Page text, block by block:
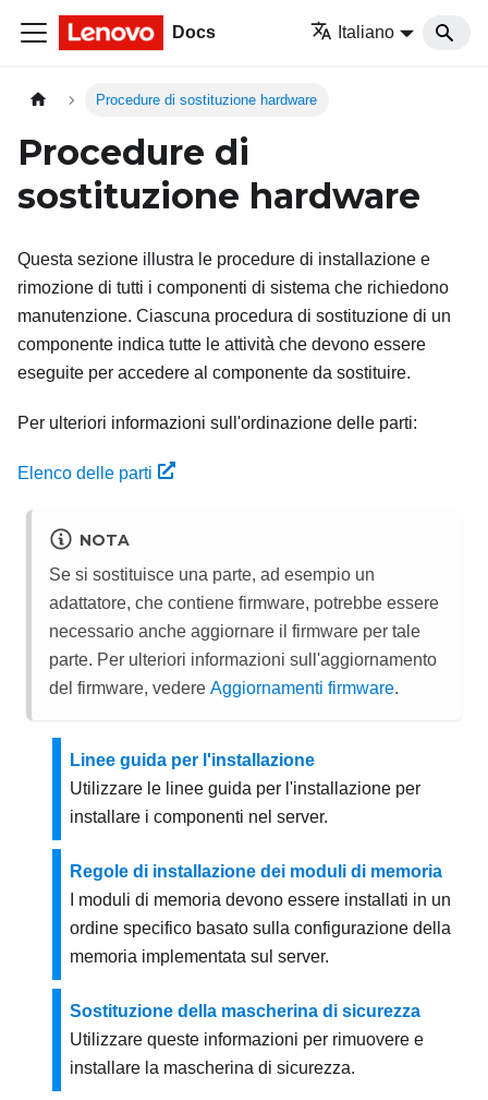
Docs Italiano
Procedure di sostituzione hardware
Procedure di
sostituzione hardware
Questa sezione illustra le procedure di installazione e
rimozione di tutti i componenti di sistema che richiedono
manutenzione. Ciascuna procedura di sostituzione di un
componente indica tutte le attività che devono essere
eseguite per accedere al componente da sostituire.
Per ulteriori informazioni sull'ordinazione delle parti:
Elenco delle parti
NOTA
Se si sostituisce una parte, ad esempio un
adattatore, che contiene firmware, potrebbe essere
necessario anche aggiornare il firmware per tale
parte. Per ulteriori informazioni sull'aggiornamento
del firmware, vedere Aggiornamenti firmware.
Linee guida per l'installazione
Utilizzare le linee guida per l'installazione per
installare i componenti nel server.
Regole di installazione dei moduli di memoria
I moduli di memoria devono essere installati in un
ordine specifico basato sulla configurazione della
memoria implementata sul server.
Sostituzione della mascherina di sicurezza
Utilizzare queste informazioni per rimuovere e
installare la mascherina di sicurezza.